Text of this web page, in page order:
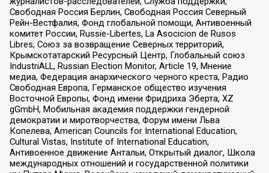
Свободная Россия Берлин, Свободная Россия Северный
Рейн-Вестфалия, Фонд глобальной помощи, Антивоенный
комитет России, Russie-Libertes, La Asocicion de Rusos
Libres, Союз за возвращение Северных территорий,
Крымскотатарский Ресурсный Центр, Глобальный союз
IndustriALL, Russian Election Monitor, Article 19, Мнение
медиа, Федерация анархического черного креста, Радио
Свободная Европа, Германское общество изучения
Восточной Европы, Фонд имени Фридриха Эберта, XZ
gGmbH, Мобильная академия поддержки гендерной
демократии и миротворчества, Форум имени Льва
Копелева, American Councils for International Education,
Cultural Vistas, Institute of International Education,
Антивоенное движение Антальи, Открытый диалог, Школа
международных отношений и государственной политики